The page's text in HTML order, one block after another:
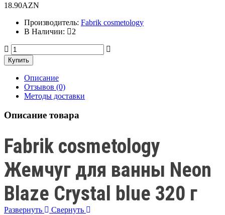
18.90AZN
Производитель: Fabrik cosmetology
В Наличии:
2
Описание
Отзывов (0)
Методы доставки
Описание товара
Fabrik cosmetology
Жемчуг для ванны Neon
Blaze Crystal blue 320 г
Развернуть Свернуть